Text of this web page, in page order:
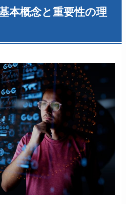
本概念と重要性の理